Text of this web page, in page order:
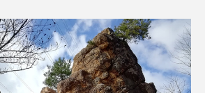
唱団「さくらんぼ」
あじさいコンサート